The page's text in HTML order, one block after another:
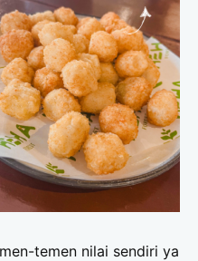
temen nilai sendiri ya